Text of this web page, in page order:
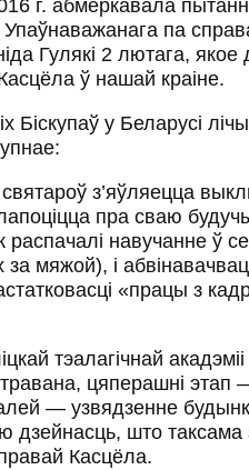
г. абмеркавала
па
Гулякі 2 лютага,
ў нашай краіне.
Біскупаў у Беларусі
з’яўляецца
пра сваю
распачалі навучанне ў
за мяжой), і
«працы з
тэалагічнай
цяперашні
— узвядзенне
дзейнасць, што таксама
Касцёла.